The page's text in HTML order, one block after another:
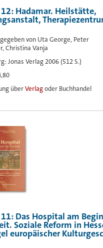
12: Hadamar. Heilstätte,
von Uta George, Peter
Christina Vanja
Jonas Verlag 2006 (512 S.)
überVerlagoder Buchhandel
Das Hospital am
Soziale Reform in
europäischer